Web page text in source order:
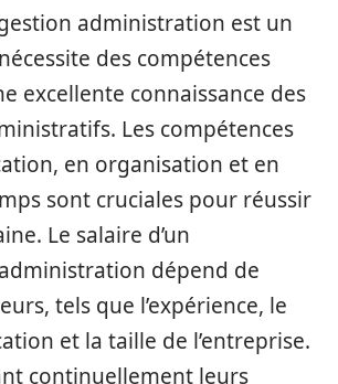
administration est un
des compétences
excellente connaissance des
Les compétences
en organisation et en
sont cruciales pour réussir
Le salaire d’un
dépend de
tels que l’expérience, le
et la taille de l’entreprise.
continuellement leurs